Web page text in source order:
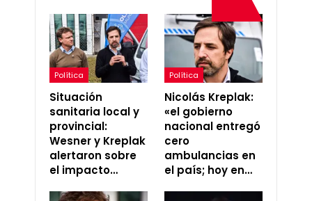
Política
Situación
sanitaria local y
provincial:
Wesner y Kreplak
alertaron sobre
el impacto…
Política
Nicolás Kreplak:
«el gobierno
nacional entregó
cero
ambulancias en
el país; hoy en…